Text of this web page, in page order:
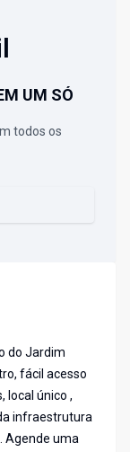
UM SÓ
todos os
do Jardim
fácil acesso
local único ,
infraestrutura
Agende uma